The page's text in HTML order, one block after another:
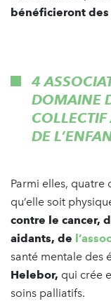
bénéficieront
4
DOMAINE
DE
Parmi elles,
qu’elle soit
contre le cancer,
aidants, de
santé mentale des
Helebor, qui crée
soins palliatifs.